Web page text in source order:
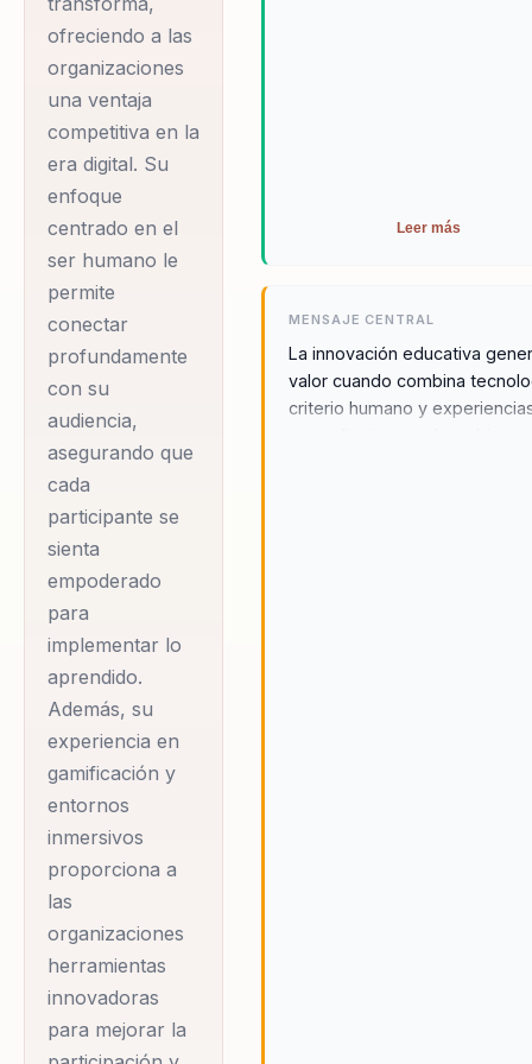
renombre, integrando
la investigación
académica con la
aplicación práctica.
Su habilidad para
traducir conceptos
complejos en
herramientas
aplicables ha
cautivado a
audiencias tanto
corporativas como
educativas. A través
de sus conferencias,
potencia la
motivación, desarrolla
competencias clave y
ayuda a las
organizaciones a
adaptarse con éxito a
entornos digitales en
constante evolución,
generando cambios
duraderos en la
cultura
organizacional y en
los resultados
empresariales.
Además de su trabajo
con empresas y
ofreciendo a las
organizaciones
una ventaja
competitiva en la
era digital. Su
enfoque
centrado en el
ser humano le
permite
conectar
profundamente
con su
audiencia,
asegurando que
cada
participante se
sienta
empoderado
para
implementar lo
aprendido.
Además, su
experiencia en
gamificación y
entornos
inmersivos
proporciona a
las
organizaciones
herramientas
innovadoras
para mejorar la
Leer más
MENSAJE CENTRAL
La innovación educativa
valor cuando combina
criterio humano y